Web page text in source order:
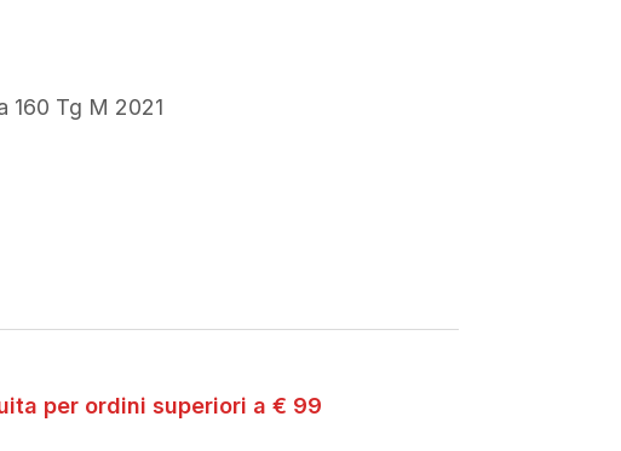
160 Tg M 2021
per ordini superiori a € 99